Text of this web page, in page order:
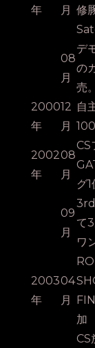
年
月 修
08
月
デ
の
売。
2000
年
12
月
自
2002
年
08
月
CS
グ1
09
月
て
ワ
2003
年
04
月
加
CS